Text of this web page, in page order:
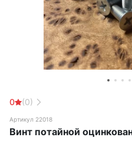
0 (0)
Артикул 22018
Винт потайной